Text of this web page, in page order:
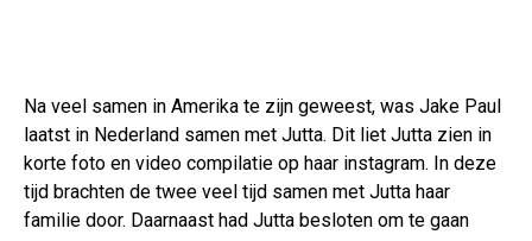
Na veel samen in Amerika te zijn geweest, was Jake Paul
laatst in Nederland samen met Jutta. Dit liet Jutta zien in
korte foto en video compilatie op haar instagram. In deze
tijd brachten de twee veel tijd samen met Jutta haar
familie door. Daarnaast had Jutta besloten om te gaan